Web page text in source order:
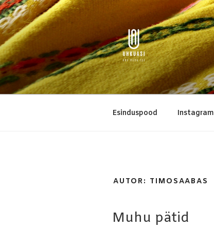
Skip
to
content
UHKUASI
ehe muhu asi
Esinduspood Instagram
AUTOR: TIMOSAABAS
POSTED
ON
Muhu pätid